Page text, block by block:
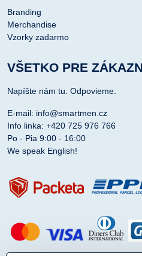
Branding
Merchandise
Vzorky zadarmo
VŠETKO PRE
Napíšte nám tu. Odpovieme.
E-mail: info@smartmen.cz
Info linka: +420 725 976 766
Po - Pia 9:00 - 16:00
We speak English!